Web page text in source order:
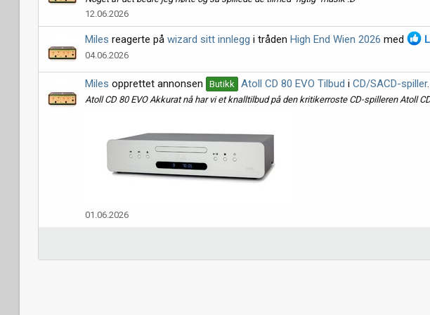
12.06.2026
Miles reagerte på wizard sitt innlegg i tråden High End Wien 2026 med
04.06.2026
Miles opprettet annonsen Butikk Atoll CD 80 EVO Tilbud i CD/SACD-spiller.
Atoll CD 80 EVO Akkurat nå har vi et knalltilbud på den kritikerroste CD-spilleren Atoll
01.06.2026